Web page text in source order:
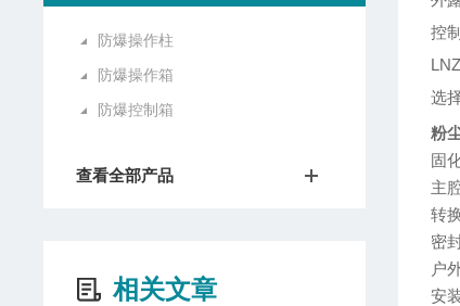
防爆操作柱
防爆操作箱
防爆控制箱
查看全部产品
相关文章
控
LNZ
选
粉
固
主
转
密
户
安